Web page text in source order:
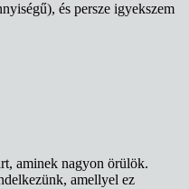
és persze igyekszem
aminek nagyon örülök.
amellyel ez